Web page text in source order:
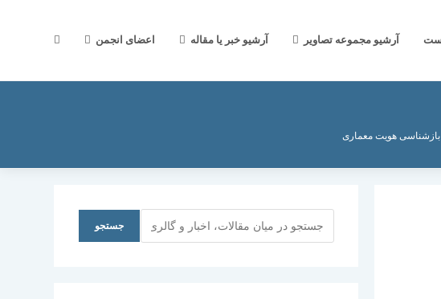
آرشیو مجموعه تصاویر آرشیو خبر یا مقاله اعضای انجمن جستجوی
بازشناسی هویت معماری
جستجو